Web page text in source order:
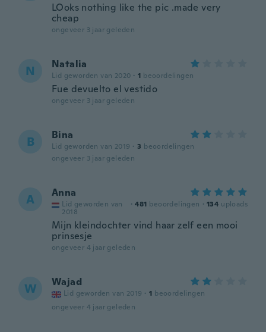
LOoks nothing like the pic .made very
cheap
ongeveer 3 jaar geleden
N Natalia
Lid geworden van 2020 · 1 beoordelingen
Fue devuelto el vestido
ongeveer 3 jaar geleden
B Bina
Lid geworden van 2019 · 3 beoordelingen
ongeveer 3 jaar geleden
A Anna
Lid geworden van
2018
· 481 beoordelingen · 134 uploads
Mijn kleindochter vind haar zelf een mooi
prinsesje
ongeveer 4 jaar geleden
W Wajad
Lid geworden van 2019 · 1 beoordelingen
ongeveer 4 jaar geleden